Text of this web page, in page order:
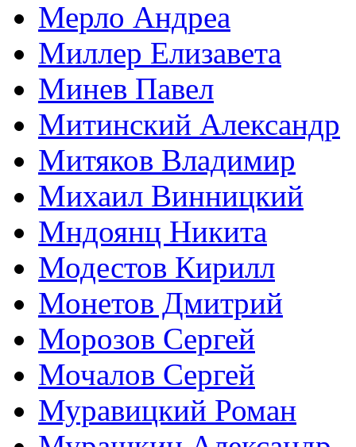
Мерло Андреа
Миллер Елизавета
Минев Павел
Митинский Александр
Митяков Владимир
Михаил Винницкий
Мндоянц Никита
Модестов Кирилл
Монетов Дмитрий
Морозов Сергей
Мочалов Сергей
Муравицкий Роман